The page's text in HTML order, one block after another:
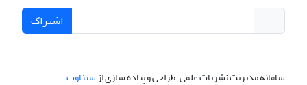
اشتراک
سامانه مدیریت نشریات علمی.طراحی و پیاده سازی ازسیناوب